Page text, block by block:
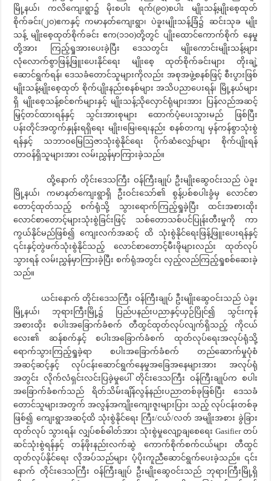
မြို့နယ်၊ ကလိကျေးရွာ၌ မိုးစပါး ရက်(၉၀)စပါး မျိုးသန့်မျိုးစေ့ထုတ်
စိုက်ခင်း(၂၀)ဧကနှင့် ကမာနတ်ကျေးရွာ၊ ပဲခူးမျိုးသန့်ခြံ၌ ဆင်းသုခ မျိုး
သန့် မျိုးစေ့ထုတ်စိုက်ခင်း ဧက(၁၁၀)တို့တွင် ပျိုးထောင်ကောက်စိုက် နေမှု
တို့အား ကြည့်ရှုအားပေးခဲ့ပြီး ဒေသတွင်း မျိုးကောင်းမျိုးသန့်များ
လုံလောက်စွာဖြန့်ဖြူးပေးနိုင်ရေး မျိုးစေ့ ထုတ်စိုက်ခင်းများ တိုးချဲ့
ဆောင်ရွက်ရန်၊ ဒေသခံတောင်သူများကိုလည်း အစုအဖွဲ့စနစ်ဖြင့် စီးပွားဖြစ်
မျိုးသန့်မျိုးစေ့ထုတ် စိုက်ပျိုးနည်းစနစ်များ အသိပညာပေးရန်၊ မြို့နယ်များ
ရှိ မျိုးစေ့သန့်စင်စက်များနှင့် မျိုးသန့်သိုလှောင်ရုံများအား ပြန်လည်အဆင့်
မြှင့်တင်ထားရန်နှင့် သွင်းအားစုများ ထောက်ပံ့ပေးသွားမည် ဖြစ်ပြီး
ပန်းတိုင်အထွက်နှုန်းရရှိရေး မျိုး၊မြေ၊ရေ၊နည်း စနစ်တကျ မှန်ကန်စွာသုံးစွဲ
ရန်နှင့် သဘာဝမြေဩဇာသုံးစွဲနိုင်ရေး ပိုက်ဆံလျှော်များ စိုက်ပျိုးရန်
တာဝန်ရှိသူများအား လမ်းညွှန်မှာကြားခဲ့သည်။
ထို့နောက် တိုင်းဒေသကြီး ဝန်ကြီးချုပ် ဦးမျိုးဆွေဝင်းသည် ပဲခူး
မြို့နယ်၊ ကမာနတ်ကျေးရွာရှိ ဦးဝင်းသော်၏ စွန့်ပစ်စပါးခွံမှ လောင်စာ
တောင့်ထုတ်သည့် စက်ရုံသို့ သွားရောက်ကြည့်ရှုခဲ့ပြီး ထင်းအစားထိုး
လောင်စာတောင့်များသုံးစွဲခြင်းဖြင့် သစ်တောသစ်ပင်ပြုန်းတီးမှုကို ကာ
ကွယ်နိုင်မည်ဖြစ်၍ ကျေးလက်အဆင့် ထိ သုံးစွဲနိုင်ရေးဖြန့်ဖြူးပေးရန်နှင့်
၎င်းနှင့်တွဲဖက်သုံးစွဲနိုင်သည့် လောင်စာတောင့်မီးဖိုများလည်း ထုတ်လုပ်
သွားရန် လမ်းညွှန်မှာကြားခဲ့ပြီး စက်ရုံအတွင်း လှည့်လည်ကြည့်ရှုစစ်ဆေးခဲ့
သည်။
ယင်းနောက် တိုင်းဒေသကြီး ဝန်ကြီးချုပ် ဦးမျိုးဆွေဝင်းသည် ပဲခူး
မြို့နယ်၊ ဘုရားကြီးမြို့၌ ပြည်ပနည်းပညာနှင့်ယှဉ်ပြိုင်၍ သွင်းကုန်
အစားထိုး စပါးအခြောက်ခံစက် တီထွင်ထုတ်လုပ်လျက်ရှိသည့် ကိုငယ်
လေး၏ ဆန်စက်နှင့် စပါးအခြောက်ခံစက် ထုတ်လုပ်ရေးအလုပ်ရုံသို့
ရောက်သွားကြည့်ရှုခဲ့ရာ စပါးအခြောက်ခံစက် တည်ဆောက်မှုပုံစံ
အဆင့်ဆင့်နှင့် လုပ်ငန်းဆောင်ရွက်နေမှုအခြေအနေများအား အလုပ်ရုံ
အတွင်း လိုက်လံရှင်းလင်းပြခဲ့မှုပေါ် တိုင်းဒေသကြီး ဝန်ကြီးချုပ်က စပါး
အခြောက်ခံစက်သည် ရိတ်သိမ်းချိန်လွန်နည်းပညာတစ်ခုဖြစ်ပြီး ဒေသခံ
တောင်သူများအတွက် အလွန်အကျိုးကျေးဇူးများပြား သည့် လုပ်ငန်းတစ်ခု
ဖြစ်၍ ကျေးရွာအဆင့်ထိ သုံးစွဲနိုင်ရေး ကြီး/ငယ်/လတ် အမျိုးအစား ခွဲခြား
ထုတ်လုပ် သွားရန်၊ လျှပ်စစ်ဓါတ်အား သုံးစွဲမှုလျော့ချစေရေး Gasifier တပ်
ဆင်သုံးစွဲရန်နှင့် တန်ဖိုးနည်းလက်ဆွဲ ကောက်စိုက်စက်ငယ်များ တီထွင်
ထုတ်လုပ်နိုင်ရေး လိုအပ်သည်များ ပံ့ပိုးကူညီဆောင်ရွက်ပေးခဲ့သည်။ ၎င်း
နောက် တိုင်းဒေသကြီး ဝန်ကြီးချုပ် ဦးမျိုးဆွေဝင်းသည် ဘုရားကြီးမြို့ရှိ